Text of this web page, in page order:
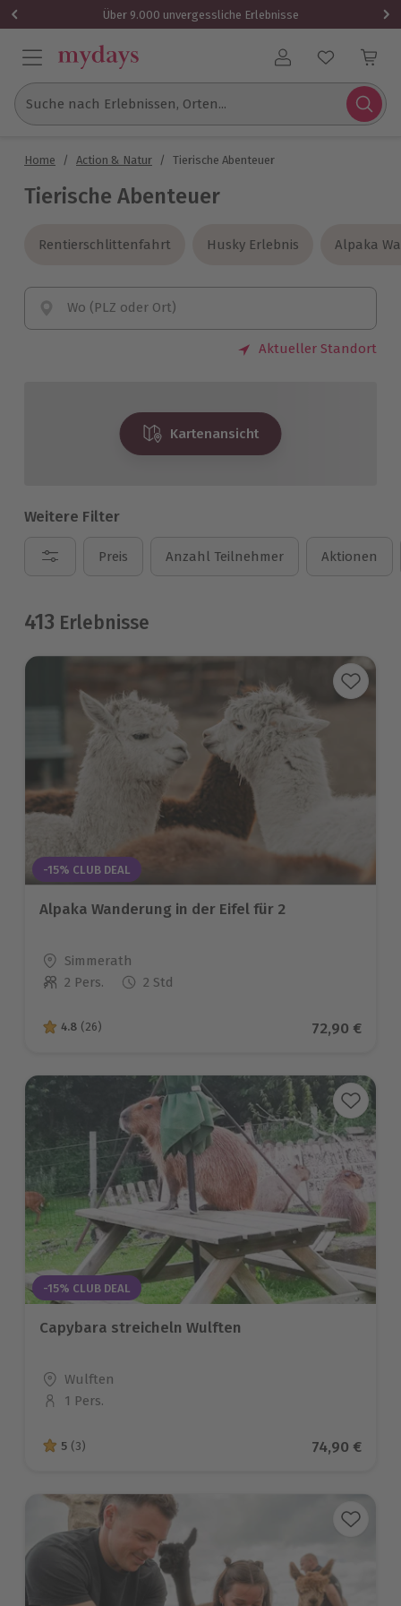
Über 9.000 unvergessliche Erlebnisse
Benutzerkonto
Suche nach Erlebnissen, Orten...
Home / Action & Natur / Tierische Abenteuer
Tierische Abenteuer
Rentierschlittenfahrt
Rentierschlittenfahrt Husky Erlebnis
Husky Erlebnis Alpaka
Alpaka
Wo (PLZ oder Ort)
Aktueller Standort
Kartenansicht
Weitere Filter
Preis Anzahl Teilnehmer Aktionen
413 Erlebnisse
-15% CLUB DEAL
Alpaka Wanderung in der Eifel für 2
Standort
Simmerath
Anzahl der Teilnehmer
2 Pers. 2 Std
4.8 von 5 Sternen basierend auf 26 Bewertungen
4.8 (26) Aktueller
72,90 €
-15% CLUB DEAL
Capybara streicheln Wulften
Standort
Wulften
Anzahl der Teilnehmer
1 Pers.
5 von 5 Sternen basierend auf 3 Bewertungen
5 (3) Aktueller
74,90 €